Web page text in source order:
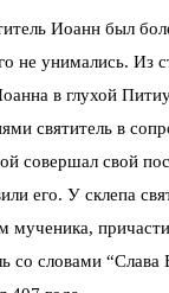
Иоанн был
не унимались. Из
в глухой
святитель в
совершал свой
его. У склепа
мученика,
со словами